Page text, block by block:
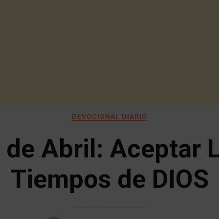
DEVOCIONAL DIARIO
de Abril: Aceptar
Tiempos de DIOS